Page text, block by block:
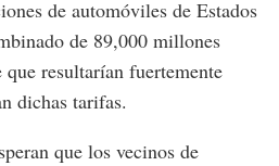
de automóviles de Estados
de 89,000 millones
resultarían fuertemente
dichas tarifas.
que los vecinos de